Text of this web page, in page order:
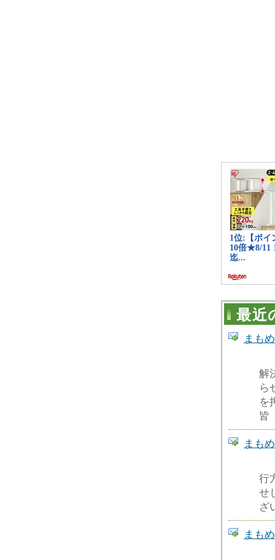
最近
まも
解
ら
を
皆
まも
行
せ
ざ
まも